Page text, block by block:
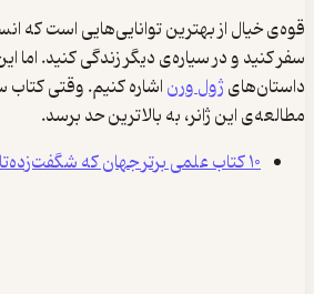
قوه‌ی خیال از بهترین توانایی‌هایی است که
سفر کنید و در سیاره‌ی دیگر زندگی کنید.
داستان‌هایژول ورناشاره کنیم. وقتی
مطالعه‌ی این ژانر، به بالاترین حد برسد.
۱۰ کتاب علمی برتر جهان که شگفت‌زده‌تان می‌کند